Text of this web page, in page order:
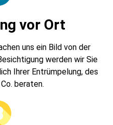
vor Ort
uns ein Bild von der
werden wir Sie
Ihrer Entrümpelung, des
beraten.